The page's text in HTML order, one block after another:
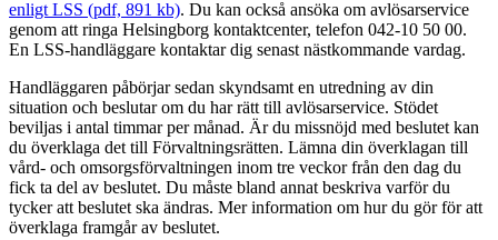
enligt LSS (pdf, 891 kb). Du kan också ansöka om avlösarservice
genom att ringa Helsingborg kontaktcenter, telefon 042-10 50 00.
En LSS-handläggare kontaktar dig senast nästkommande vardag.
Handläggaren påbörjar sedan skyndsamt en utredning av din
situation och beslutar om du har rätt till avlösarservice. Stödet
beviljas i antal timmar per månad. Är du missnöjd med beslutet kan
du överklaga det till Förvaltningsrätten. Lämna din överklagan till
vård- och omsorgsförvaltningen inom tre veckor från den dag du
fick ta del av beslutet. Du måste bland annat beskriva varför du
tycker att beslutet ska ändras. Mer information om hur du gör för att
överklaga framgår av beslutet.